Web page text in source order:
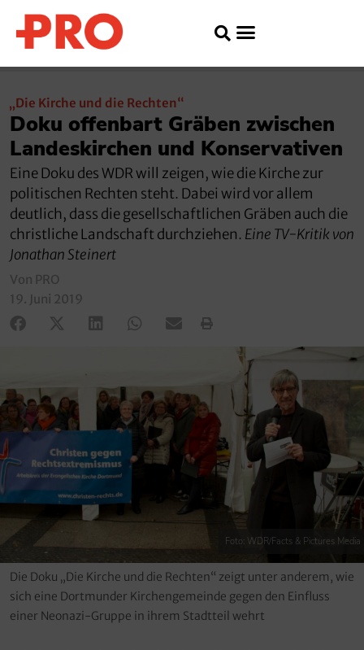
„Die Kirche und die Rechten“
Doku offenbart Gräben zwischen
Landeskirchen und Konservativen
Eine Doku des WDR will zeigen, wie die Kirche zur
politischen Rechten steht. Dabei wird vor allem
deutlich, dass die gesellschaftlichen Gräben auch die
christliche Landschaft durchziehen. Eine TV-Kritik von
Jonathan Steinert
Von PRO
19. Juni 2019
Foto: WDR/Facts & Pictures Media
Die Doku „Die Kirche und die Rechten“ zeigt unter anderem, wie
sich eine Dortmunder Kirchengemeinde gegen den Einfluss
einer Neonazi-Gruppe in ihrem Stadtteil wehrt